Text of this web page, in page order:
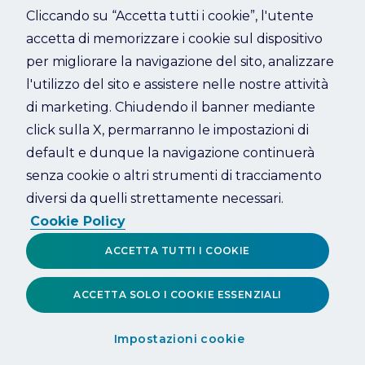
Refresh
Cliccando su “Accetta tutti i cookie”, l'utente
accetta di memorizzare i cookie sul dispositivo
per migliorare la navigazione del sito, analizzare
l'utilizzo del sito e assistere nelle nostre attività
di marketing. Chiudendo il banner mediante
click sulla X, permarranno le impostazioni di
default e dunque la navigazione continuerà
senza cookie o altri strumenti di tracciamento
diversi da quelli strettamente necessari.
Cookie Policy
Impostazioni cookie
ACCETTA SOLO I COOKIE ESSENZIALI
ACCETTA TUTTI I COOKIE